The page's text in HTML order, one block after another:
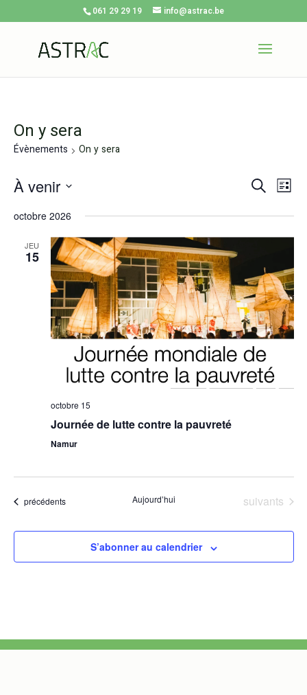
061 29 29 19 info@astrac.be
On y sera
Évènements On y sera
de
Recherche
Liste
À venir
une
octobre 2026
JEU
15
octobre 15
Journée de lutte contre la pauvreté
Namur
Évènements
précédents Aujourd’hui Évènements
suivants
S’abonner au calendrier